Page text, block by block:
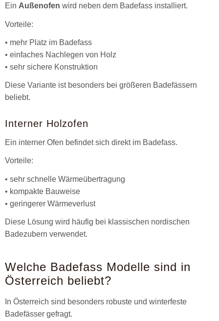
Ein Außenofen wird neben dem Badefass installiert.
Vorteile:
• mehr Platz im Badefass
• einfaches Nachlegen von Holz
• sehr sichere Konstruktion
Diese Variante ist besonders bei größeren Badefässern
beliebt.
Interner Holzofen
Ein interner Ofen befindet sich direkt im Badefass.
Vorteile:
• sehr schnelle Wärmeübertragung
• kompakte Bauweise
• geringerer Wärmeverlust
Diese Lösung wird häufig bei klassischen nordischen
Badezubern verwendet.
Welche Badefass Modelle sind in
Österreich beliebt?
In Österreich sind besonders robuste und winterfeste
Badefässer gefragt.